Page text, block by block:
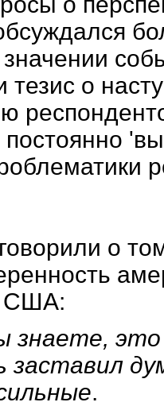
тезис о
постоянно
о
США:
знаете, это
заставил
.